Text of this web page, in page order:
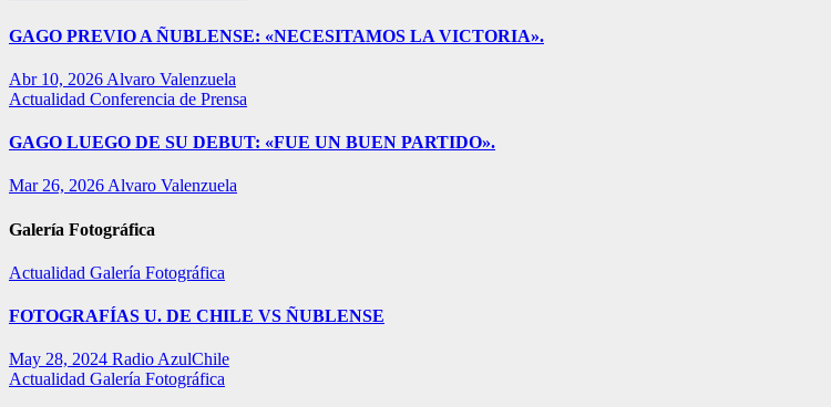
GAGO PREVIO A ÑUBLENSE: «NECESITAMOS LA VICTORIA».
Abr 10, 2026 Alvaro Valenzuela
Actualidad Conferencia de Prensa
GAGO LUEGO DE SU DEBUT: «FUE UN BUEN PARTIDO».
Mar 26, 2026 Alvaro Valenzuela
Galería Fotográfica
Actualidad Galería Fotográfica
FOTOGRAFÍAS U. DE CHILE VS ÑUBLENSE
May 28, 2024 Radio AzulChile
Actualidad Galería Fotográfica